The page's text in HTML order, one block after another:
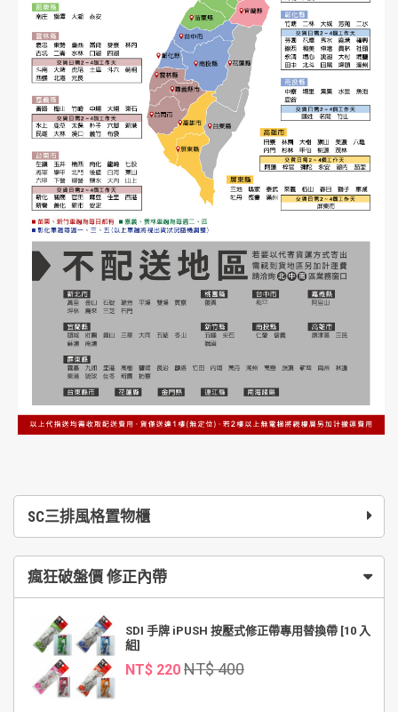
SC三排風格置物櫃
瘋狂破盤價 修正內帶
SDI 手牌 iPUSH 按壓式修正帶專用替換帶 [10 入
組]
NT$ 220 NT$ 400